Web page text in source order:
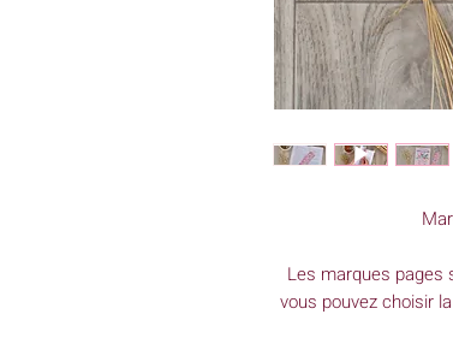
Les marques pages
vous pouvez choisir